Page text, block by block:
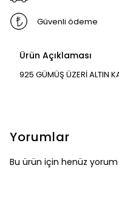
Güvenli ödeme
Ürün Açıklaması
925 GÜMÜŞ ÜZERİ ALTIN
Yorumlar
Bu ürün için henüz yorum